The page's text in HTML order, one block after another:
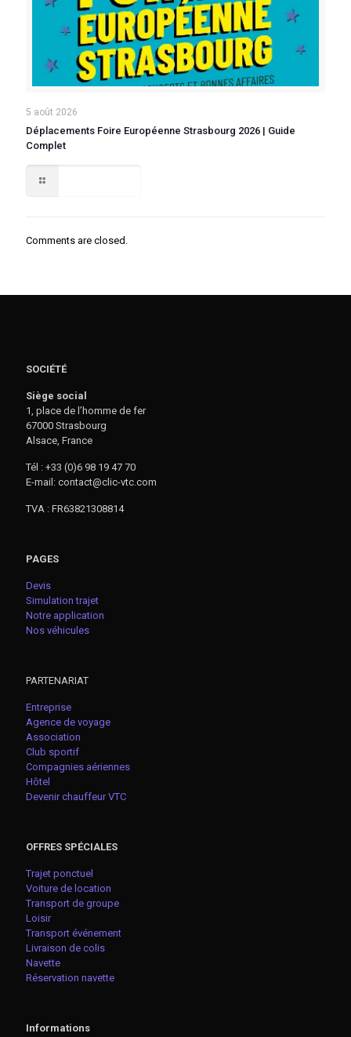
5 août 2026
Déplacements Foire Européenne Strasbourg 2026 | Guide
Complet
Comments are closed.
SOCIÉTÉ
Siège social
1, place de l’homme de fer
67000 Strasbourg
Alsace, France
Tél : +33 (0)6 98 19 47 70
E-mail: contact@clic-vtc.com
TVA : FR63821308814
PAGES
Devis
Simulation trajet
Notre application
Nos véhicules
PARTENARIAT
Entreprise
Agence de voyage
Association
Club sportif
Compagnies aériennes
Hôtel
Devenir chauffeur VTC
OFFRES SPÉCIALES
Trajet ponctuel
Voiture de location
Transport de groupe
Loisir
Transport événement
Livraison de colis
Navette
Réservation navette
Informations